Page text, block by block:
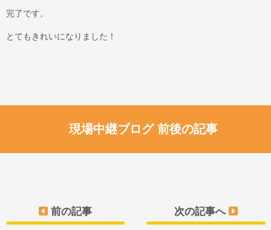
完了です。
とてもきれいになりました！
現場中継ブログ 前後の記事
前の記事 次の記事へ